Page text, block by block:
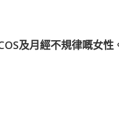
及月經不規律嘅女